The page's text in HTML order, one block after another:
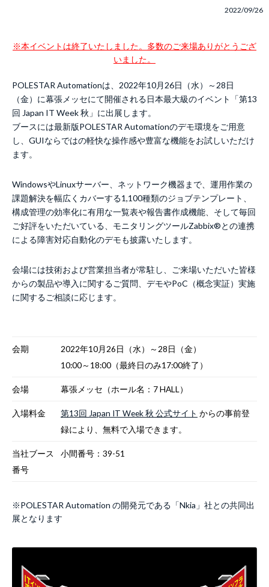
2022/09/26
※本イベントは終了いたしました。多数のご来場ありがとうござ
いました。
POLESTAR Automationは、2022年10月26日（水）～28日
（金）に幕張メッセにて開催される日本最大級のイベント「第13
回 Japan IT Week 秋」に出展します。
ブースには最新版POLESTAR Automationのデモ環境をご用意
し、GUIならではの軽快な操作感や豊富な機能をお試しいただけ
ます。
WindowsやLinuxサーバー、ネットワーク機器まで、運用作業の
課題解決を幅広くカバーする1,100種類のジョブテンプレート、
構成管理の効率化に有用な一覧表や報告書作成機能、そして毎回
ご好評をいただいている、モニタリングツールZabbix®との連携
による障害対応自動化のデモも披露いたします。
会場には技術および営業担当者が常駐し、ご来場いただいた皆様
からの製品や導入に関するご質問、デモやPoC（概念実証）実施
に関するご相談に応じます。
会期
2022年10月26日（水）～28日（金）
10:00～18:00（最終日のみ17:00終了）
会場 幕張メッセ（ホール名：7 HALL）
入場料金 第13回 Japan IT Week 秋 公式サイト からの事前登
録により、無料で入場できます。
当社ブース
番号
小間番号：39-51
※POLESTAR Automation の開発元である「Nkia」社との共同出
展となります